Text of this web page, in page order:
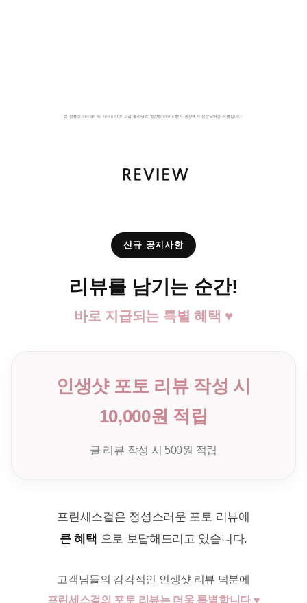
신규 공지사항
리뷰를 남기는 순간!
바로 지급되는 특별 혜택 ♥
인생샷 포토 리뷰 작성 시
10,000원 적립
글 리뷰 작성 시 500원 적립
프린세스걸은 정성스러운 포토 리뷰에
큰 혜택 으로 보답해드리고 있습니다.
고객님들의 감각적인 인생샷 리뷰 덕분에
프린세스걸의 포토 리뷰는 더욱 특별합니다 ♥